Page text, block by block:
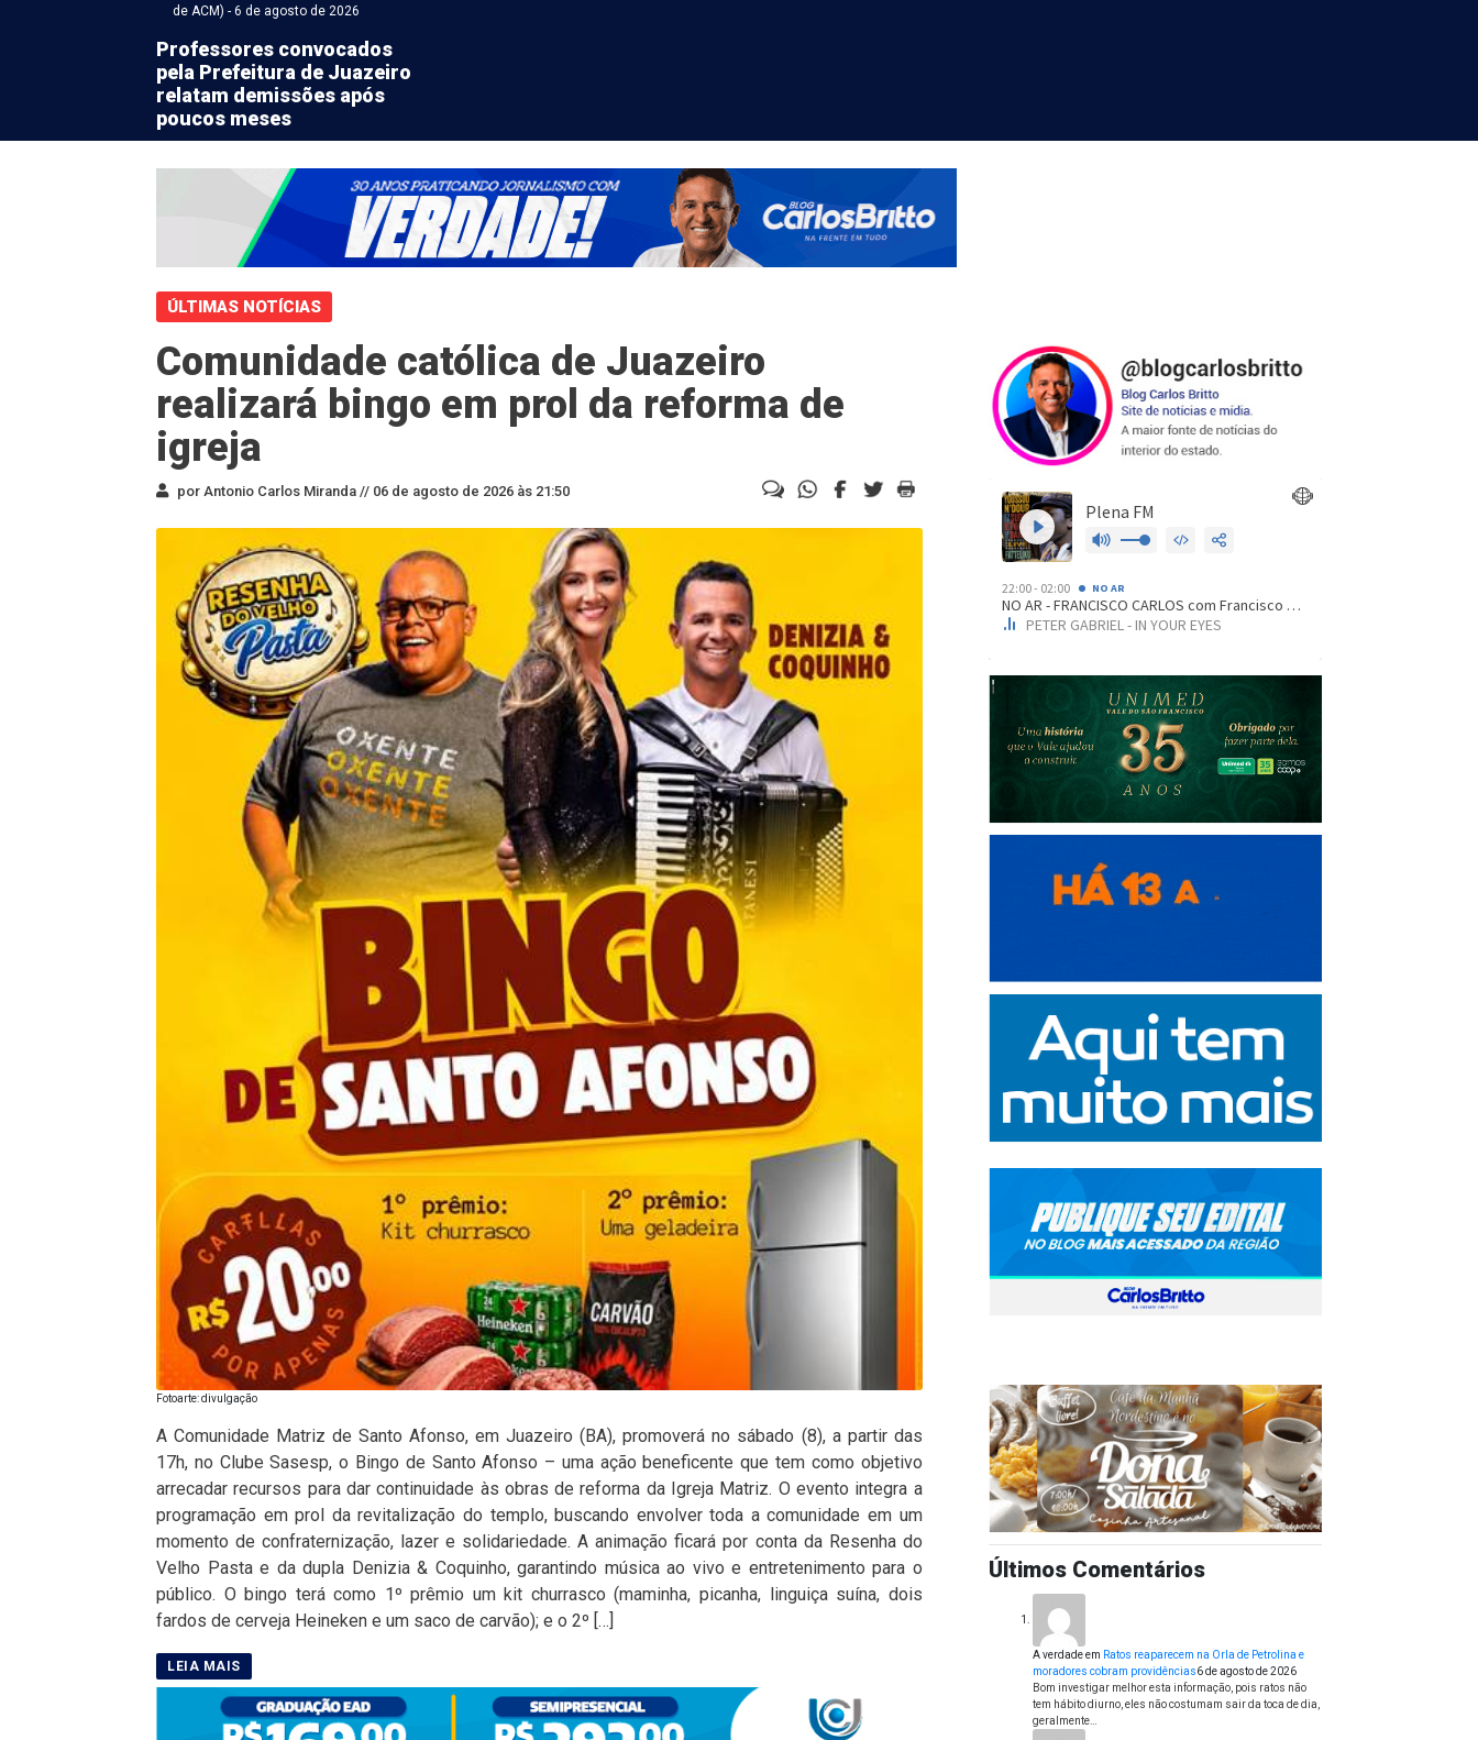
de ACM) - 6 de agosto de 2026
Professores convocados
pela Prefeitura de Juazeiro
relatam demissões após
poucos meses
ÚLTIMAS NOTÍCIAS
Comunidade católica de Juazeiro
realizará bingo em prol da reforma de
igreja
por Antonio Carlos Miranda // 06 de agosto de 2026 às 21:50
Fotoarte: divulgação
A Comunidade Matriz de Santo Afonso, em Juazeiro (BA), promoverá no sábado (8), a partir das
17h, no Clube Sasesp, o Bingo de Santo Afonso – uma ação beneficente que tem como objetivo
arrecadar recursos para dar continuidade às obras de reforma da Igreja Matriz. O evento integra a
programação em prol da revitalização do templo, buscando envolver toda a comunidade em um
momento de confraternização, lazer e solidariedade. A animação ficará por conta da Resenha do
Velho Pasta e da dupla Denizia & Coquinho, garantindo música ao vivo e entretenimento para o
público. O bingo terá como 1º prêmio um kit churrasco (maminha, picanha, linguiça suína, dois
fardos de cerveja Heineken e um saco de carvão); e o 2º […]
Últimos Comentários
A verdadeem Ratos reaparecem na Orla de Petrolina e
moradores cobram providências6 de agosto de 2026
Bom investigar melhor esta informação, pois ratos não
tem hábito diurno, eles não costumam sair da toca de dia,
geralmente…